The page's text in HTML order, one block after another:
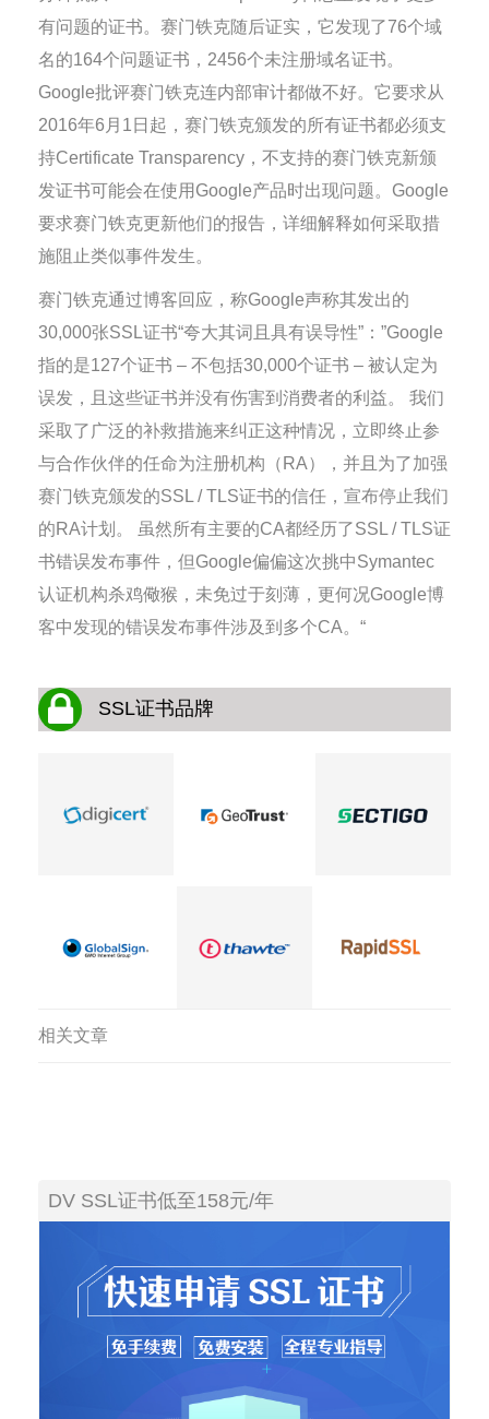
有问题的证书。赛门铁克随后证实，它发现了76个域
名的164个问题证书，2456个未注册域名证书。
Google批评赛门铁克连内部审计都做不好。它要求从
2016年6月1日起，赛门铁克颁发的所有证书都必须支
持Certificate Transparency，不支持的赛门铁克新颁
发证书可能会在使用Google产品时出现问题。Google
要求赛门铁克更新他们的报告，详细解释如何采取措
施阻止类似事件发生。
赛门铁克通过博客回应，称Google声称其发出的
30,000张SSL证书“夸大其词且具有误导性”：”Google
指的是127个证书 – 不包括30,000个证书 – 被认定为
误发，且这些证书并没有伤害到消费者的利益。 我们
采取了广泛的补救措施来纠正这种情况，立即终止参
与合作伙伴的任命为注册机构（RA），并且为了加强
赛门铁克颁发的SSL / TLS证书的信任，宣布停止我们
的RA计划。 虽然所有主要的CA都经历了SSL / TLS证
书错误发布事件，但Google偏偏这次挑中Symantec
认证机构杀鸡儆猴，未免过于刻薄，更何况Google博
客中发现的错误发布事件涉及到多个CA。“
SSL证书品牌
相关文章
DV SSL证书低至158元/年